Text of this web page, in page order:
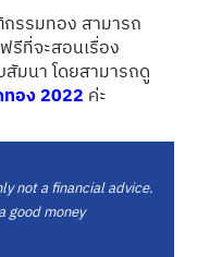
รรมทอง สามารถ
รีที่จะสอนเรื่อง
มนา โดยสามารถดู
อง 2022 ค่ะ
not a financial advice.
good money